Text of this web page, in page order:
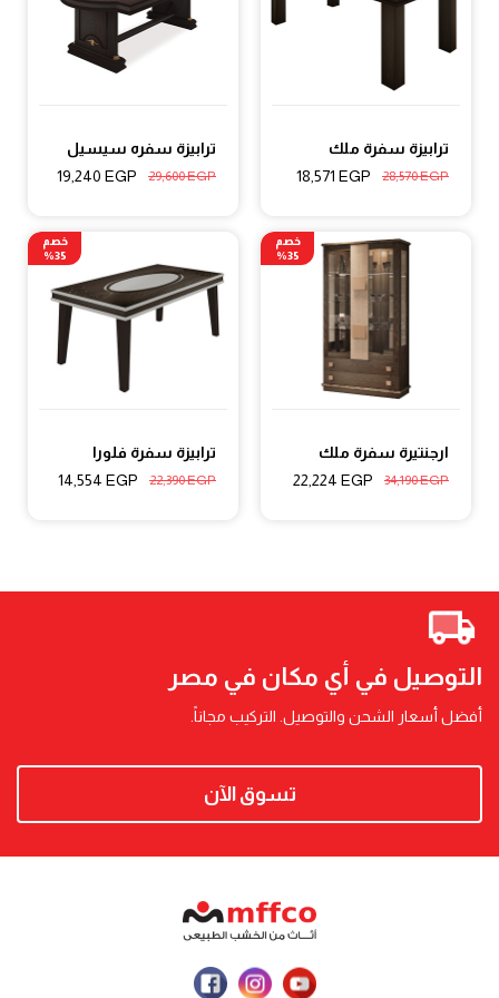
ترابيزة سفرة ملك
28,570EGP
18,571 EGP
ترابيزة سفره سيسيل
29,600EGP
19,240 EGP
ارجنتيرة سفرة ملك
34,190EGP
22,224 EGP
خصم
35%
ترابيزة سفرة فلورا
22,390EGP
14,554 EGP
خصم
35%
التوصيل في أي مكان في مصر
أفضل أسعار الشحن والتوصيل. التركيب مجاناً.
تسوق الآن